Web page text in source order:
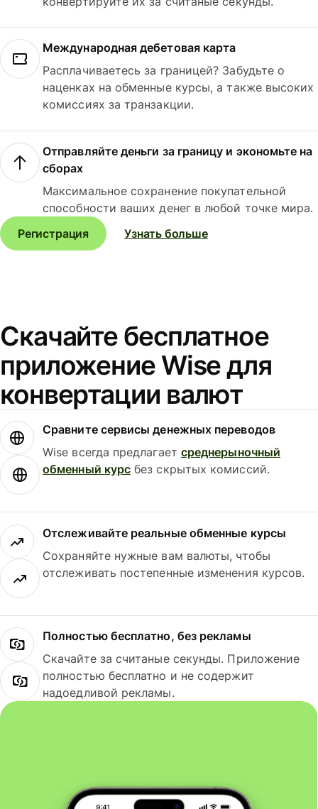
Международная дебетовая карта
Расплачиваетесь за границей? Забудьте о
наценках на обменные курсы, а также высоких
комиссиях за транзакции.
Отправляйте деньги за границу и экономьте на
сборах
Максимальное сохранение покупательной
способности ваших денег в любой точке мира.
Регистрация
Узнать больше
Скачайте бесплатное
приложение Wise для
конвертации валют
Сравните сервисы денежных переводов
Wise всегда предлагает среднерыночный
обменный курс без скрытых комиссий.
Отслеживайте реальные обменные курсы
Сохраняйте нужные вам валюты, чтобы
отслеживать постепенные изменения курсов.
Полностью бесплатно, без рекламы
Скачайте за считаные секунды. Приложение
полностью бесплатно и не содержит
надоедливой рекламы.